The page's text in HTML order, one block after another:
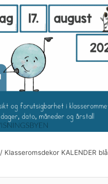
/ Klasseromsdekor KALENDER blå